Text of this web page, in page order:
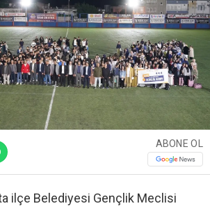
ABONE OL
ilçe Belediyesi Gençlik Meclisi